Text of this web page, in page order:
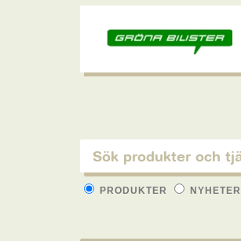
PRODUKTER NYHETER